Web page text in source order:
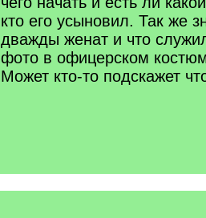
кто его усыновил. Так же
дважды женат и что
фото в офицерском
Может кто-то подскажет